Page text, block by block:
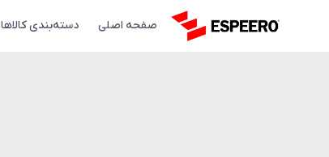
صفحه اصلی دسته‌بندی کالاها